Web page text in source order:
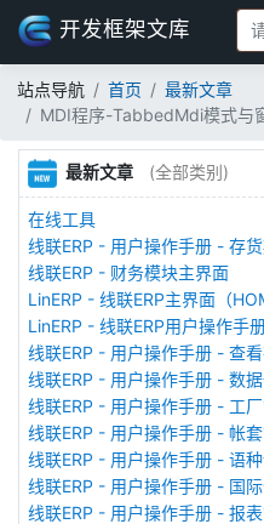
开发框架文库
站点导航 首页
最新文章
MDI程序-TabbedMdi模式与
最新文章 (全部类别)
在线工具
线联ERP - 用户操作手册 - 存
线联ERP - 财务模块主界面
LinERP - 线联ERP主界面（
LinERP - 线联ERP用户操作手
线联ERP - 用户操作手册 - 查
线联ERP - 用户操作手册 - 数
线联ERP - 用户操作手册 - 工
线联ERP - 用户操作手册 - 帐
线联ERP - 用户操作手册 - 语
线联ERP - 用户操作手册 - 国
线联ERP - 用户操作手册 - 报